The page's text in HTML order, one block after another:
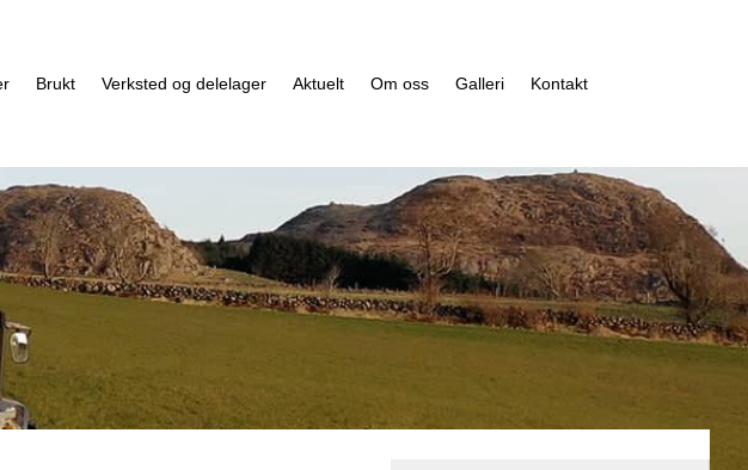
Brukt Verksted og delelager Aktuelt Om oss Galleri Kontakt